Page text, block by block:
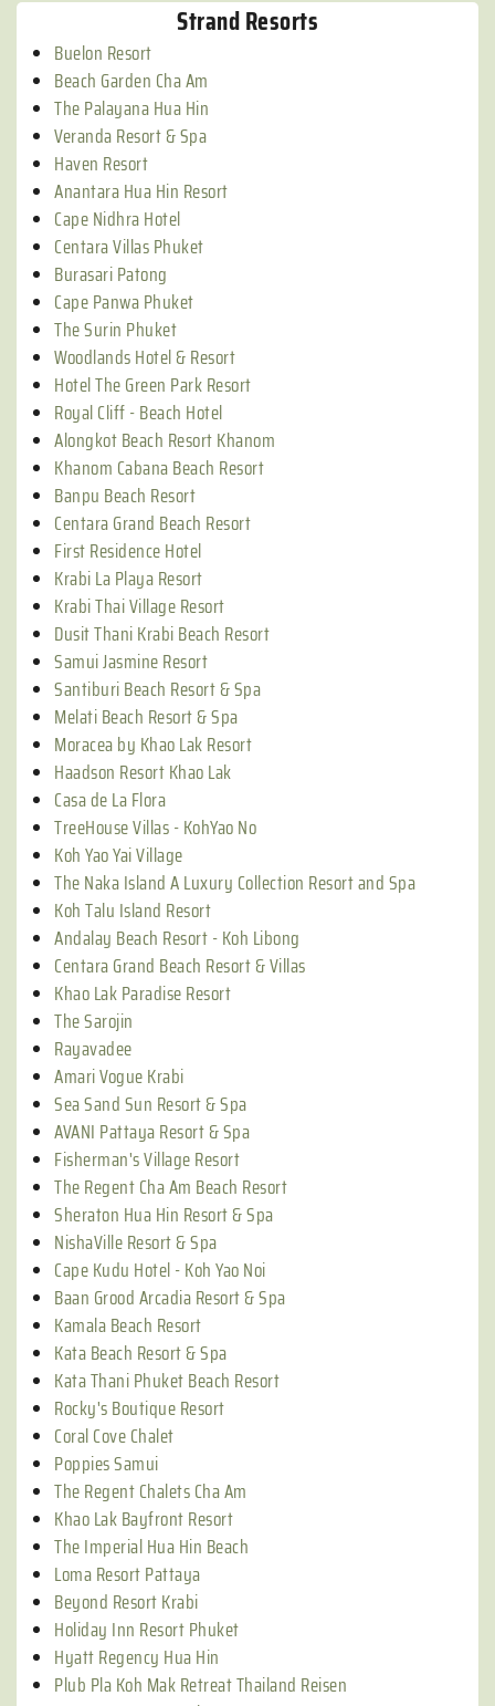
Strand Resorts
Buelon Resort
Beach Garden Cha Am
The Palayana Hua Hin
Veranda Resort & Spa
Haven Resort
Anantara Hua Hin Resort
Cape Nidhra Hotel
Centara Villas Phuket
Burasari Patong
Cape Panwa Phuket
The Surin Phuket
Woodlands Hotel & Resort
Hotel The Green Park Resort
Royal Cliff - Beach Hotel
Alongkot Beach Resort Khanom
Khanom Cabana Beach Resort
Banpu Beach Resort
Centara Grand Beach Resort
First Residence Hotel
Krabi La Playa Resort
Krabi Thai Village Resort
Dusit Thani Krabi Beach Resort
Samui Jasmine Resort
Santiburi Beach Resort & Spa
Melati Beach Resort & Spa
Moracea by Khao Lak Resort
Haadson Resort Khao Lak
Casa de La Flora
TreeHouse Villas - KohYao No
Koh Yao Yai Village
The Naka Island A Luxury Collection Resort and Spa
Koh Talu Island Resort
Andalay Beach Resort - Koh Libong
Centara Grand Beach Resort & Villas
Khao Lak Paradise Resort
The Sarojin
Rayavadee
Amari Vogue Krabi
Sea Sand Sun Resort & Spa
AVANI Pattaya Resort & Spa
Fisherman's Village Resort
The Regent Cha Am Beach Resort
Sheraton Hua Hin Resort & Spa
NishaVille Resort & Spa
Cape Kudu Hotel - Koh Yao Noi
Baan Grood Arcadia Resort & Spa
Kamala Beach Resort
Kata Beach Resort & Spa
Kata Thani Phuket Beach Resort
Rocky's Boutique Resort
Coral Cove Chalet
Poppies Samui
The Regent Chalets Cha Am
Khao Lak Bayfront Resort
The Imperial Hua Hin Beach
Loma Resort Pattaya
Beyond Resort Krabi
Holiday Inn Resort Phuket
Hyatt Regency Hua Hin
Plub Pla Koh Mak Retreat Thailand Reisen